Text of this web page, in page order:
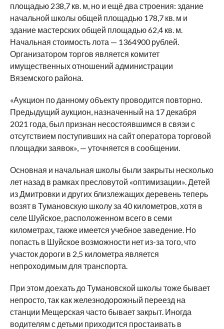
площадью 238,7 кв. м, но и ещё два строения: здание
начальной школы общей площадью 178,7 кв. м и
здание мастерских общей площадью 62,4 кв. м.
Начальная стоимость лота — 1364900 рублей.
Организатором торгов является комитет
имущественных отношений администрации
Вяземского района.
«Аукцион по данному объекту проводится повторно.
Предыдущий аукцион, назначенный на 17 декабря
2021 года, был признан несостоявшимся в связи с
отсутствием поступивших на сайт оператора торговой
площадки заявок», — уточняется в сообщении.
Основная и начальная школы были закрыты несколько
лет назад в рамках пресловутой «оптимизации». Детей
из Дмитровки и других близлежащих деревень теперь
возят в Тумановскую школу за 40 километров, хотя в
селе Шуйское, расположенном всего в семи
километрах, также имеется учебное заведение. Но
попасть в Шуйское возможности нет из-за того, что
участок дороги в 2,5 километра является
непроходимым для транспорта.
При этом доехать до Тумановской школы тоже бывает
непросто, так как железнодорожный переезд на
станции Мещерская часто бывает закрыт. Иногда
водителям с детьми приходится простаивать в